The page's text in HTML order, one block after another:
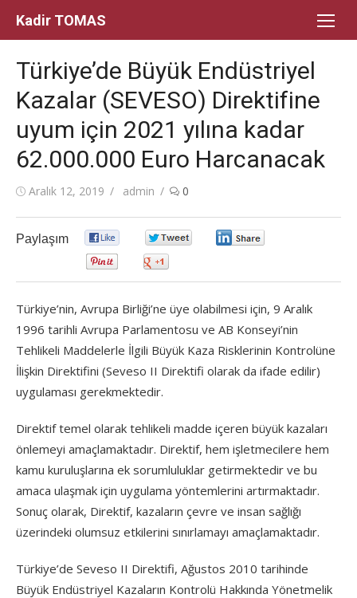
Kadir TOMAS
Türkiye’de Büyük Endüstriyel
Kazalar (SEVESO) Direktifine
uyum için 2021 yılına kadar
62.000.000 Euro Harcanacak
Posted
Aralık 12, 2019 Author
admin 0
Paylaşım
Türkiye’nin, Avrupa Birliği’ne üye olabilmesi için, 9 Aralık
1996 tarihli Avrupa Parlamentosu ve AB Konseyi’nin
Tehlikeli Maddelerle İlgili Büyük Kaza Risklerinin Kontrolüne
İlişkin Direktifini (Seveso II Direktifi olarak da ifade edilir)
uygulaması gerekmektedir.
Direktif temel olarak tehlikeli madde içeren büyük kazaları
önlemeyi amaçlamaktadır. Direktif, hem işletmecilere hem
kamu kuruluşlarına ek sorumluluklar getirmektedir ve bu
amaca ulaşmak için uygulama yöntemlerini artırmaktadır.
Sonuç olarak, Direktif, kazaların çevre ve insan sağlığı
üzerindeki olumsuz etkilerini sınırlamayı amaçlamaktadır.
Türkiye’de Seveso II Direktifi, Ağustos 2010 tarihinde
Büyük Endüstriyel Kazaların Kontrolü Hakkında Yönetmelik